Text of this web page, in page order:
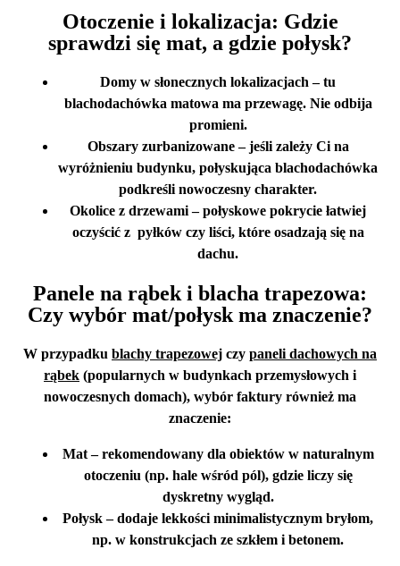
Otoczenie i lokalizacja: Gdzie
sprawdzi się mat, a gdzie połysk?
Domy w słonecznych lokalizacjach – tu
blachodachówka matowa ma przewagę. Nie odbija
promieni.
Obszary zurbanizowane– jeśli zależy Ci na
wyróżnieniu budynku, połyskująca blachodachówka
podkreśli nowoczesny charakter.
Okolice z drzewami– połyskowe pokrycie łatwiej
oczyścić z pyłków czy liści, które osadzają się na
dachu.
Panele na rąbek i blacha trapezowa:
Czy wybór mat/połysk ma znaczenie?
W przypadku blachy trapezowej czy paneli dachowych na
rąbek (popularnych w budynkach przemysłowych i
nowoczesnych domach), wybór faktury również ma
znaczenie:
Mat– rekomendowany dla obiektów w naturalnym
otoczeniu (np. hale wśród pól), gdzie liczy się
dyskretny wygląd.
Połysk– dodaje lekkości minimalistycznym bryłom,
np. w konstrukcjach ze szkłem i betonem.